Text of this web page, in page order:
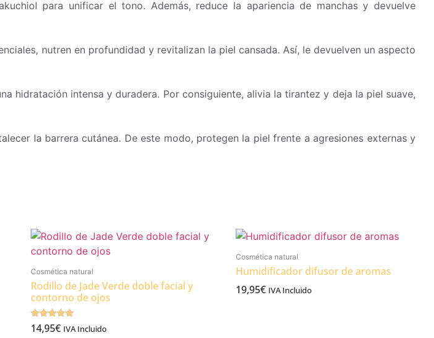
para unificar el tono. Además, reduce la apariencia de manchas y devuelve
nutren en profundidad y revitalizan la piel cansada. Así, le devuelven un aspecto
hidratación intensa y duradera. Por consiguiente, alivia la tirantez y deja la piel suave,
la barrera cutánea. De este modo, protegen la piel frente a agresiones externas y
Cosmética natural
Rodillo de Jade Verde doble facial y
contorno de ojos
Valorado
4.75
14,95€ IVA Incluido
Cosmética natural
Humidificador difusor de aromas
19,95€ IVA Incluido